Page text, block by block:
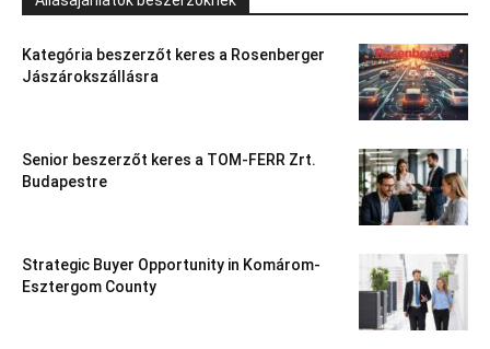
Kategória beszerzőt keres a Rosenberger
Jászárokszállásra
Senior beszerzőt keres a TOM-FERR Zrt.
Budapestre
Strategic Buyer Opportunity in Komárom-
Esztergom County